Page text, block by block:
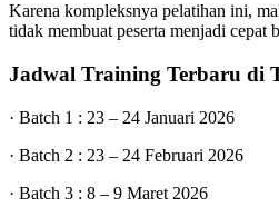
Karena kompleksnya pelatihan ini,
tidak membuat peserta menjadi
Jadwal Training Terbaru di
· Batch 1 : 23 – 24 Januari 2026
· Batch 2 : 23 – 24 Februari 2026
· Batch 3 : 8 – 9 Maret 2026